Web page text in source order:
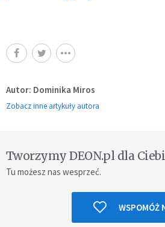
Autor: Dominika Miros
Zobacz inne artykuły autora
Tworzymy DEON.pl dla
Tu możesz nas wesprzeć.
WSPOMÓŻ